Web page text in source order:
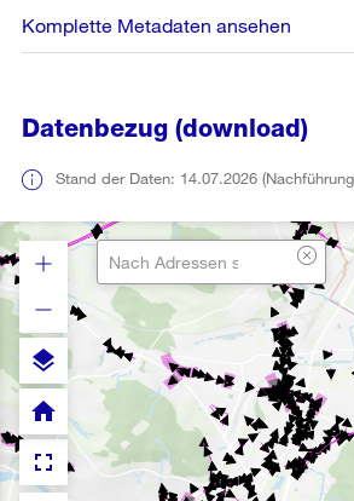
Komplette Metadaten ansehen
Datenbezug (download)
Stand der Daten: 14.07.2026
layers
fullscreen
home